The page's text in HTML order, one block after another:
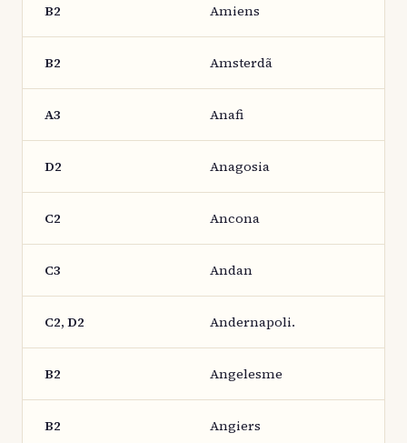
B2 Amiens
B2 Amsterdã
A3 Anafi
D2 Anagosia
C2 Ancona
C3 Andan
C2, D2 Andernapoli.
B2 Angelesme
B2 Angiers